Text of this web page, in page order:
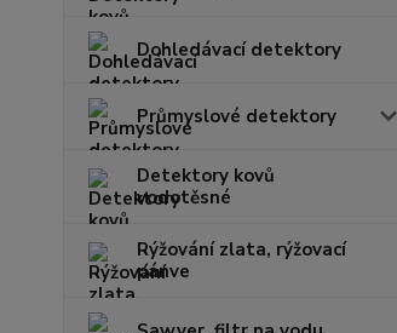
Dohledávací detektory
Průmyslové detektory
Detektory kovů
vodotěsné
Rýžování zlata, rýžovací
pánve